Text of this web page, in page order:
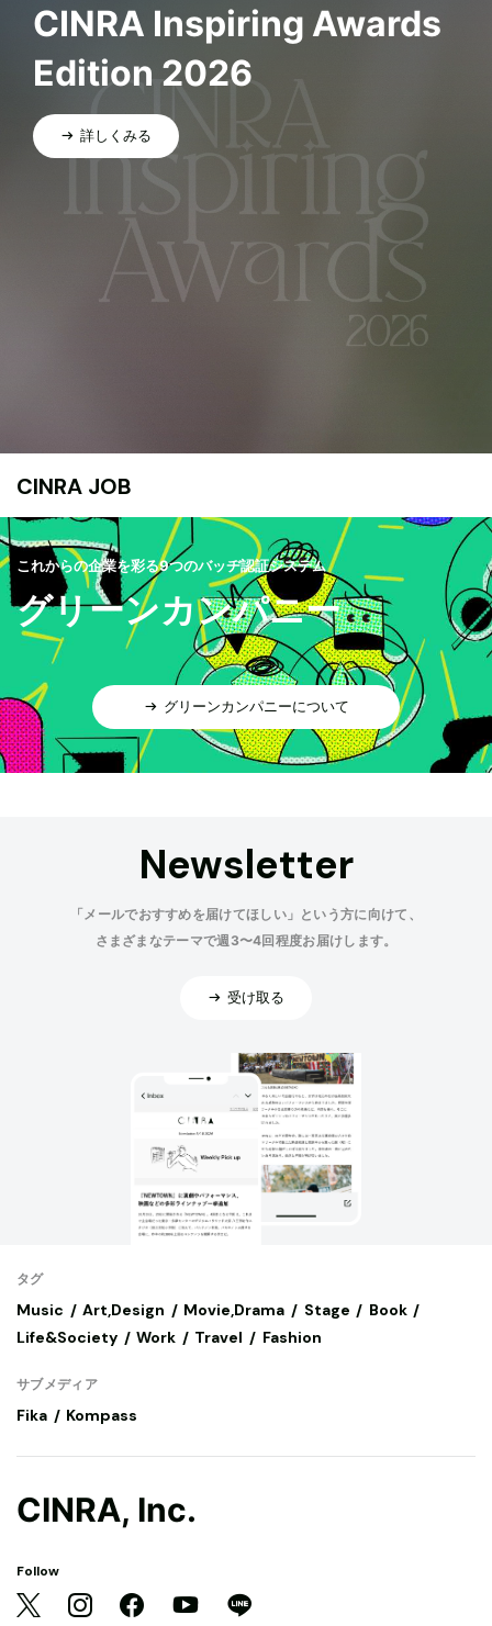
CINRA Inspiring Awards
Edition 2026
詳しくみる
CINRA JOB
これからの企業を彩る9つのバッヂ認証システム
グリーンカンパニー
グリーンカンパニーについて
Newsletter
「メールでおすすめを届けてほしい」という方に向けて、
さまざまなテーマで週3〜4回程度お届けします。
受け取る
タグ
Music Art,Design Movie,Drama Stage
Book
Life&Society
Work Travel Fashion
サブメディア
Fika Kompass
CINRA, Inc.
Follow